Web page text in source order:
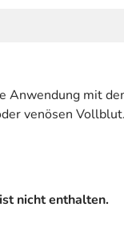
mit
venösen
nicht enthalten.